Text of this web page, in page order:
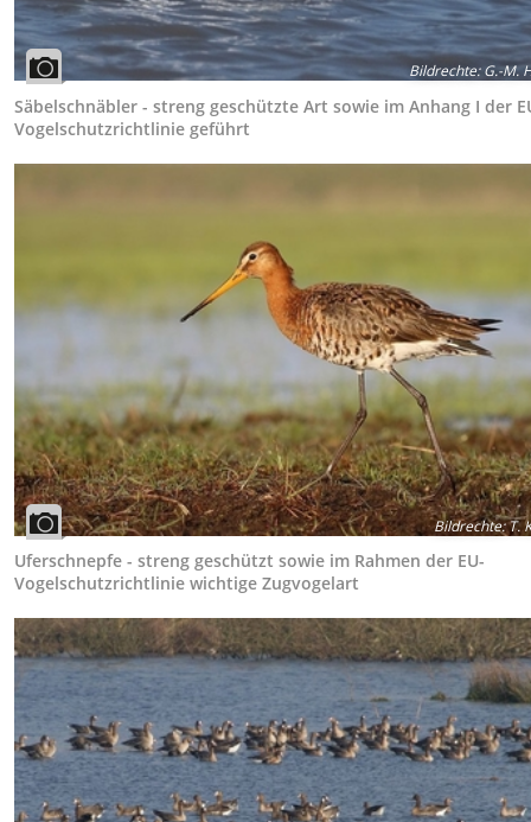
Bildrechte:G.-M.
Säbelschnäbler - streng geschützte Art sowie im Anhang I der
Vogelschutzrichtlinie geführt
Bildrechte:T.
Uferschnepfe - streng geschützt sowie im Rahmen der EU-
Vogelschutzrichtlinie wichtige Zugvogelart